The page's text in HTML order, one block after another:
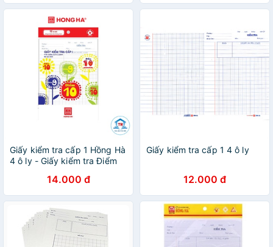
Giấy kiểm tra cấp 1 Hồng Hà
4 ô ly - Giấy kiểm tra Điểm
14.000 đ
Giấy kiểm tra cấp 1 4 ô ly
12.000 đ